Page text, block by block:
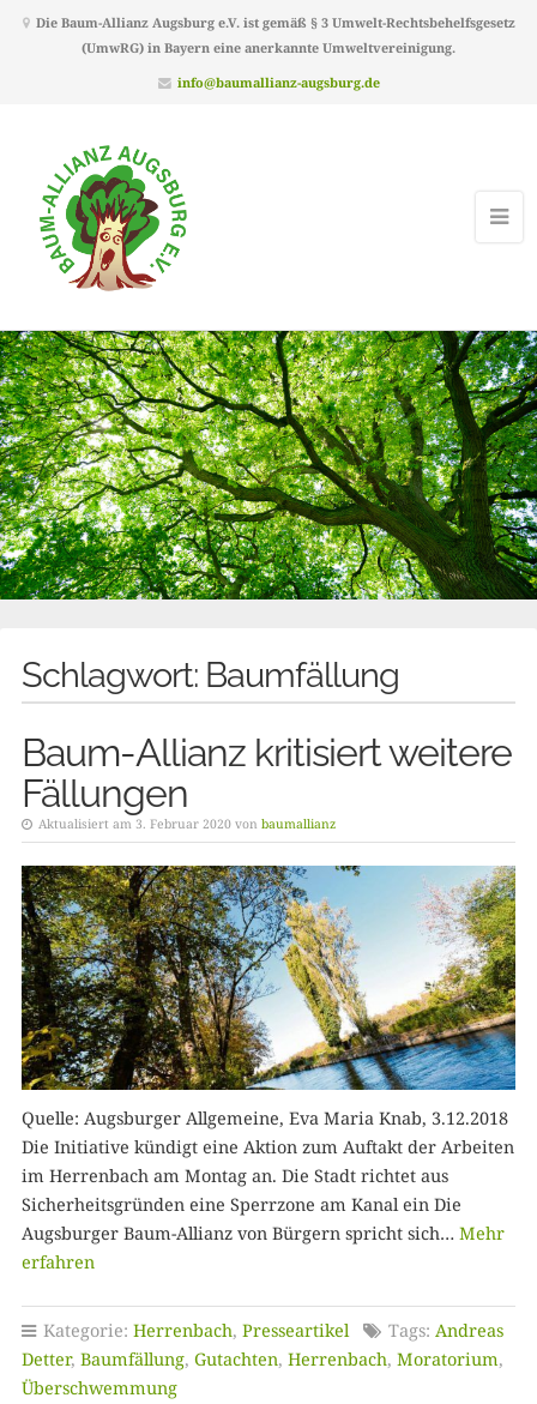
Die Baum-Allianz Augsburg e.V. ist gemäß § 3 Umwelt-Rechtsbehelfsgesetz
(UmwRG) in Bayern eine anerkannte Umweltvereinigung.
info@baumallianz-augsburg.de
Schlagwort: Baumfällung
Baum-Allianz kritisiert weitere
Fällungen
Aktualisiert am 3. Februar 2020 von baumallianz
Quelle: Augsburger Allgemeine, Eva Maria Knab, 3.12.2018
Die Initiative kündigt eine Aktion zum Auftakt der Arbeiten
im Herrenbach am Montag an. Die Stadt richtet aus
Sicherheitsgründen eine Sperrzone am Kanal ein Die
Augsburger Baum-Allianz von Bürgern spricht sich… Mehr
erfahren
Kategorie: Herrenbach, Presseartikel Tags: Andreas
Detter, Baumfällung, Gutachten, Herrenbach, Moratorium,
Überschwemmung